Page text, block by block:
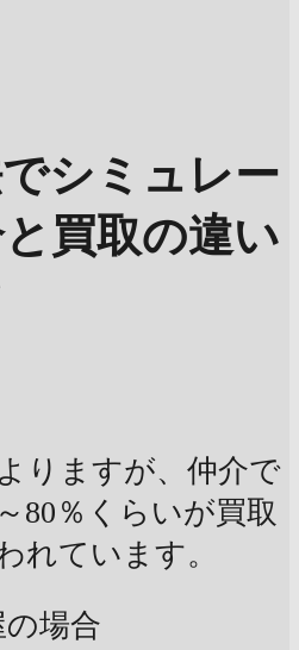
シミュレー
買取の違い
りますが、仲介で
80％くらいが買取
れています。
の場合